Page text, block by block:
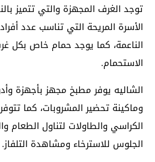
توجد الغرف المجهزة والتي تتميز
الأسرة المريحة التي تناسب عدد
الناعمة، كما يوجد حمام خاص بكل
الاستحمام.
الشاليه يوفر مطبخ مجهز بأجهزة
وماكينة تحضير المشروبات، كما
الكراسي والطاولات لتناول الطعام
الجلوس للاسترخاء ومشاهدة التلفاز.